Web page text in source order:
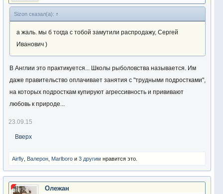
Sizon сказал(а): ↑
а жаль. мы б тогда с тобой замутили распродажу, Сергей
Иванович )
В Англии это практикуется... Школы рыболовства называется. Им
даже правительство оплачивает занятия с "трудными подростками",
на которых подросткам купируют агрессивность и прививают
любовь к природе...
23.09.15
Вверх
Airfly Валерон Marlboro и 3 другим нравится это.
Олежан